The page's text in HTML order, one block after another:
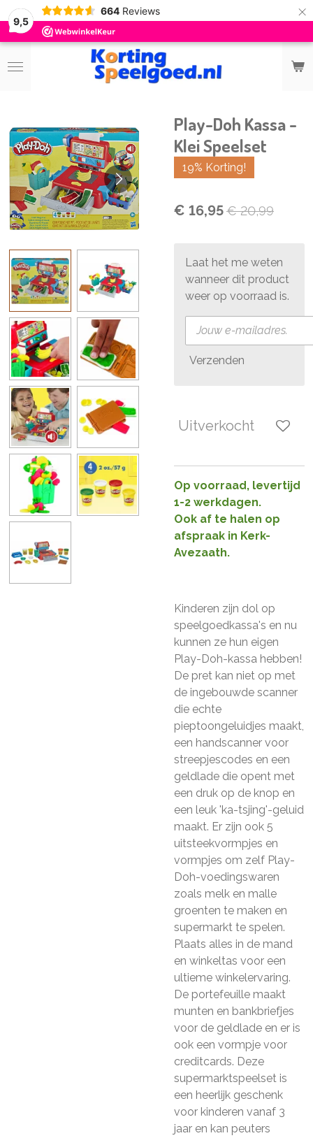
9,5
664 Reviews ×
Play-Doh Kassa -
Klei Speelset
19% Korting!
€ 16,95€ 20,99
Laat het me weten
wanneer dit product
weer op voorraad is.
Verzenden
Uitverkocht
Op voorraad, levertijd
1-2 werkdagen.
Ook af te halen op
afspraak in Kerk-
Avezaath.
Kinderen zijn dol op
speelgoedkassa's en nu
kunnen ze hun eigen
Play-Doh-kassa hebben!
De pret kan niet op met
de ingebouwde scanner
die echte
pieptoongeluidjes maakt,
een handscanner voor
streepjescodes en een
geldlade die opent met
een druk op de knop en
een leuk 'ka-tsjing'-geluid
maakt. Er zijn ook 5
uitsteekvormpjes en
vormpjes om zelf Play-
Doh-voedingswaren
zoals melk en malle
groenten te maken en
supermarkt te spelen.
Plaats alles in de mand
en winkeltas voor een
ultieme winkelervaring.
De portefeuille maakt
munten en bankbriefjes
voor de geldlade en er is
ook een vormpje voor
creditcards. Deze
supermarktspeelset is
een heerlijk geschenk
voor kinderen vanaf 3
jaar en kan peuters